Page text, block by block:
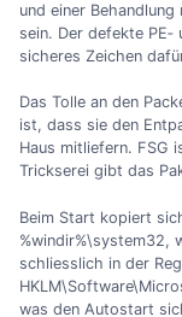
und einer
sein. Der defekte
sicheres Zeichen
Das Tolle an den
ist, dass sie den
Haus mitliefern. FSG
Trickserei gibt das
Beim Start kopiert
%windir%\system32,
schliesslich in der
was den Autostart